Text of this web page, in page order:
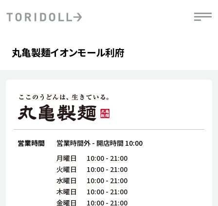
会社情報
株主・投資家情報
PRニュース
中長期経営計画
デジタルトランス
フォーメーション戦略
DXビジョン2028
ライブラリ
粟田社長が語る
トリドールのサステナビリティ
ステークホルダーとの
丸亀製麺イオンモール利府
営業時間 営業時間外 - 開店時間 10:00
月曜日 10:00 - 21:00
火曜日
10:00 - 21:00
水曜日
10:00 - 21:00
木曜日
10:00 - 21:00
金曜日
10:00 - 21:00